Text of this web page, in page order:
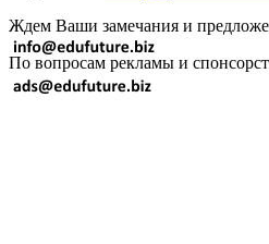
Ждем Ваши замечания и
По вопросам рекламы и